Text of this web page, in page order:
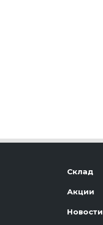
Склад
Акции
Новости